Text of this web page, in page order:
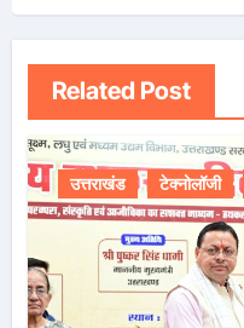
Related Post
उत्तराखंड टेक्नोलॉजी